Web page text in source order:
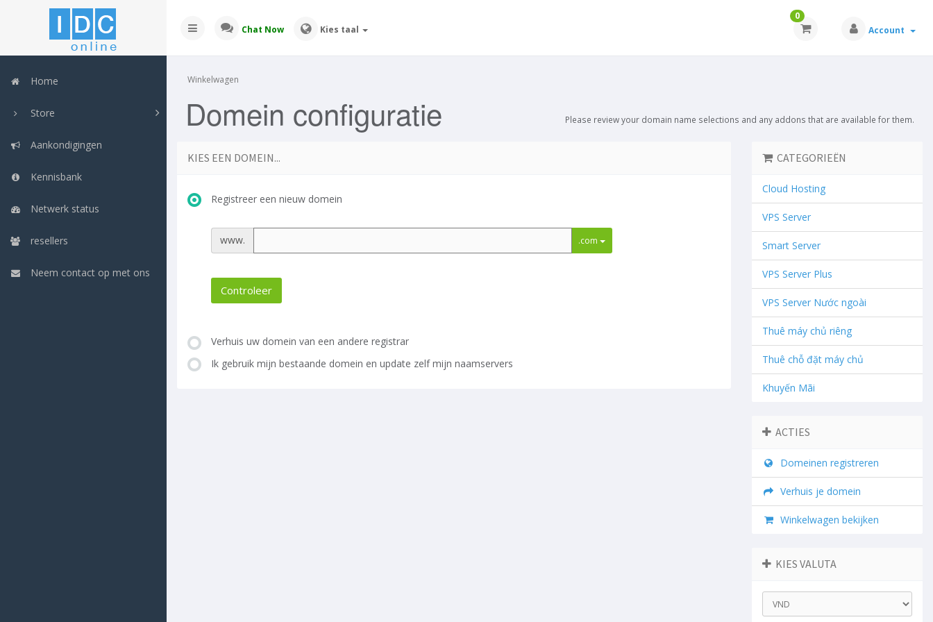
Chat Now Kies taal
0
Account
Home
Store
Aankondigingen
Kennisbank
Netwerk status
resellers
Neem contact op met ons
Winkelwagen
Domein configuratie Please review your domain name selections and any addons that are available for them.
KIES EEN DOMEIN...
Registreer een nieuw domein
www. .com
Controleer
Verhuis uw domein van een andere registrar
Ik gebruik mijn bestaande domein en update zelf mijn naamservers
CATEGORIEËN
Cloud Hosting
VPS Server
Smart Server
VPS Server Plus
VPS Server Nước ngoài
Thuê máy chủ riêng
Thuê chỗ đặt máy chủ
Khuyến Mãi
ACTIES
Domeinen registreren
Verhuis je domein
Winkelwagen bekijken
KIES VALUTA